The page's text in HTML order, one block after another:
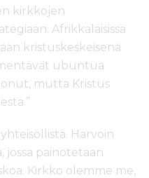
kirkkojen
Afrikkalaisissa
kristuskeskeisenä
ubuntua
mutta Kristus
Harvoin
painotetaan
Kirkko olemme me,